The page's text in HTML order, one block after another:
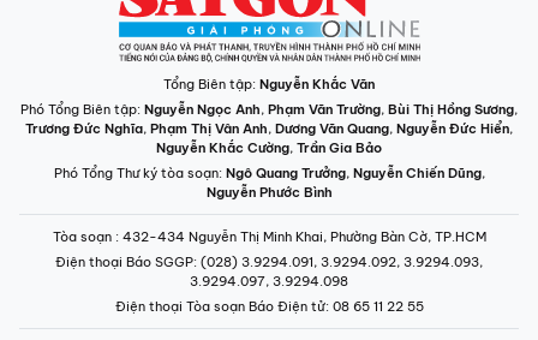
Tổng Biên tập: Nguyễn Khắc Văn
Phó Tổng Biên tập: Nguyễn Ngọc Anh, Phạm Văn Trường, Bùi Thị Hồng Sương,
Trương Đức Nghĩa, Phạm Thị Vân Anh, Dương Văn Quang, Nguyễn Đức Hiển,
Nguyễn Khắc Cường, Trần Gia Bảo
Phó Tổng Thư ký tòa soạn: Ngô Quang Trưởng, Nguyễn Chiến Dũng,
Nguyễn Phước Bình
Tòa soạn : 432-434 Nguyễn Thị Minh Khai, Phường Bàn Cờ, TP.HCM
Điện thoại Báo SGGP: (028) 3.9294.091, 3.9294.092, 3.9294.093,
3.9294.097, 3.9294.098
Điện thoại Tòa soạn Báo Điện tử: 08 65 11 22 55